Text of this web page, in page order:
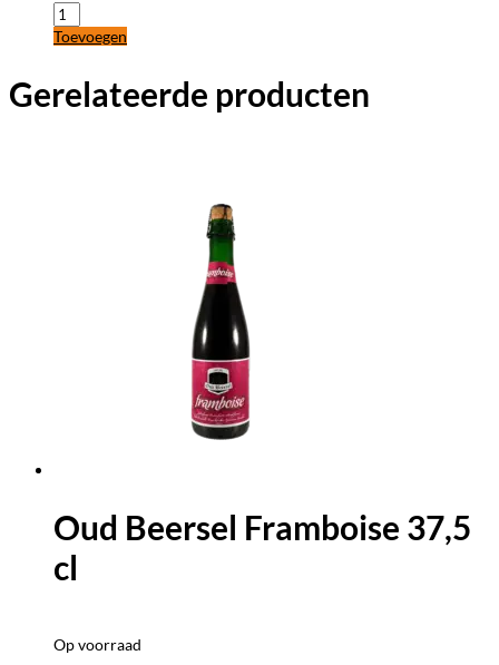
Toevoegen
Gerelateerde producten
Oud Beersel Framboise 37,5
cl
Op voorraad